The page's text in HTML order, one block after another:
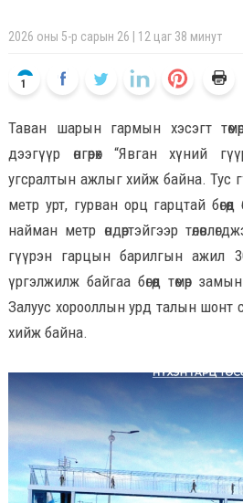
2026 оны 5-р сарын 26 | 12 цаг 38 минут
1
Таван шарын гармын хэсэгт
дээгүүр өнгөрөх “Явган хүний
угсралтын ажлыг хийж байна. Тус
метр урт, гурван орц гарцтай
найман метр өндөртэйгээр
гүүрэн гарцын барилгын ажил
үргэлжилж байгаа бөгөөд төмөр
Залуус хорооллын урд талын шонт
хийж байна.